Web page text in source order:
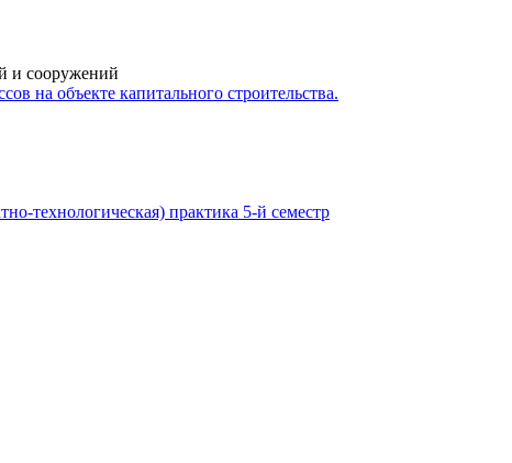
и сооружений
на объекте капитального строительства.
практика 5-й семестр